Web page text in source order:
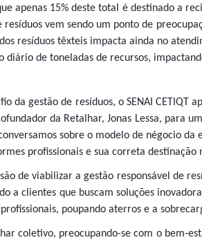
apenas 15% deste total é destinado a
vem sendo um ponto de
resíduos têxteis impacta ainda no
de toneladas de recursos,
gestão de resíduos, o SENAI CETIQT
da Retalhar, Jonas Lessa, para
sobre o modelo de négocio
profissionais e sua correta destinação
de viabilizar a gestão responsável de
a clientes que buscam soluções
poupando aterros e a
coletivo, preocupando-se com o bem-